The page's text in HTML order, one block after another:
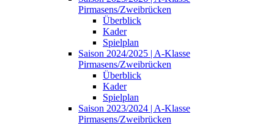
Pirmasens/Zweibrücken
Überblick
Kader
Spielplan
Saison 2024/2025 | A-Klasse
Pirmasens/Zweibrücken
Überblick
Kader
Spielplan
Saison 2023/2024 | A-Klasse
Pirmasens/Zweibrücken